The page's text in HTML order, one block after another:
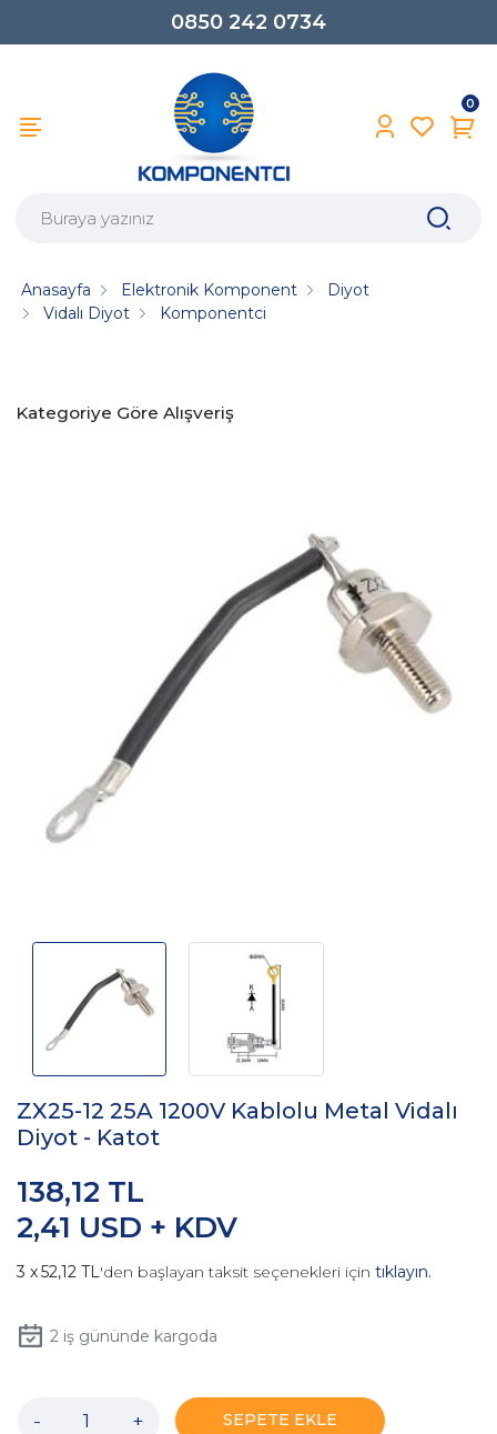
0850 242 0734
0
Anasayfa Elektronik Komponent
Diyot
Vidalı Diyot
Komponentci
Kategoriye Göre Alışveriş
ZX25-12 25A 1200V Kablolu Metal Vidalı
Diyot - Katot
2,41 USD + KDV
138,12 TL
52,12 TL'den başlayan taksit seçenekleri için tıklayın.
2iş gününde kargoda
- + SEPETE EKLE